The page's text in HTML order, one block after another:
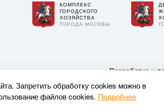
КОМПЛЕКС
ГОРОДСКОГО
ХОЗЯЙСТВА
ГОРОДА МОСКВЫ
Разработка и
Запретить обработку cookies можно в
файлов cookies. Подробнее